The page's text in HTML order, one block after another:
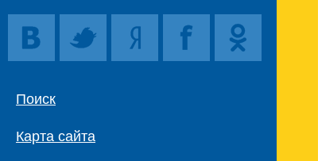
Поиск
Карта сайта